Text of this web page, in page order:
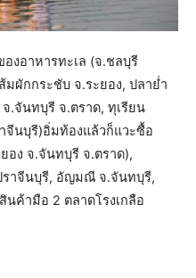
งอาหารทะเล (จ.ชลบุรี
มผักกระชับ จ.ระยอง, ปลาย่ำ
.จันทบุรี จ.ตราด, ทุเรียน
จีนบุรี)อิ่มท้องแล้วก็แวะซื้อ
อง จ.จันทบุรี จ.ตราด),
าจีนบุรี, อัญมณี จ.จันทบุรี,
นค้ามือ 2 ตลาดโรงเกลือ